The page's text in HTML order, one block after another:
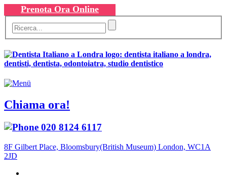
Prenota Ora Online
Chiama ora!
020 8124 6117
8F Gilbert Place, Bloomsbury(British Museum) London, WC1A
2JD